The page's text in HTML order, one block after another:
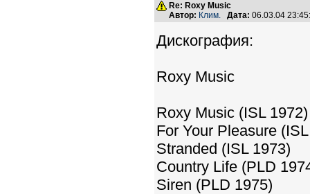
Re: Roxy Music
Автор: Клим. Дата: 06.03.04
Дискография:
Roxy Music
Roxy Music (ISL 1972)
For Your Pleasure
Stranded (ISL 1973)
Country Life (PLD
Siren (PLD 1975)